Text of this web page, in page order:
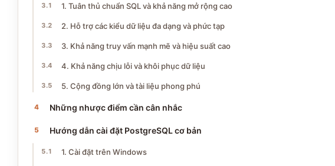
1. Tuân thủ chuẩn SQL và khả năng mở rộng cao
2. Hỗ trợ các kiểu dữ liệu đa dạng và phức tạp
3. Khả năng truy vấn mạnh mẽ và hiệu suất cao
4. Khả năng chịu lỗi và khôi phục dữ liệu
5. Cộng đồng lớn và tài liệu phong phú
Những nhược điểm cần cân nhắc
Hướng dẫn cài đặt PostgreSQL cơ bản
1. Cài đặt trên Windows